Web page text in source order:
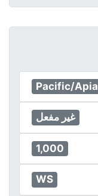
Pacific/Apia
غير مفعل
1,000
WS